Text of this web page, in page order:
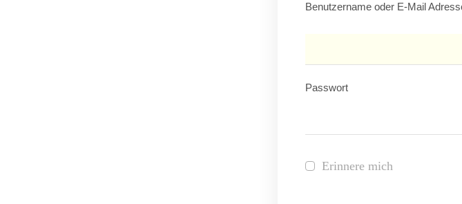
Benutzername oder E-Mail
Passwort
Erinnere mich